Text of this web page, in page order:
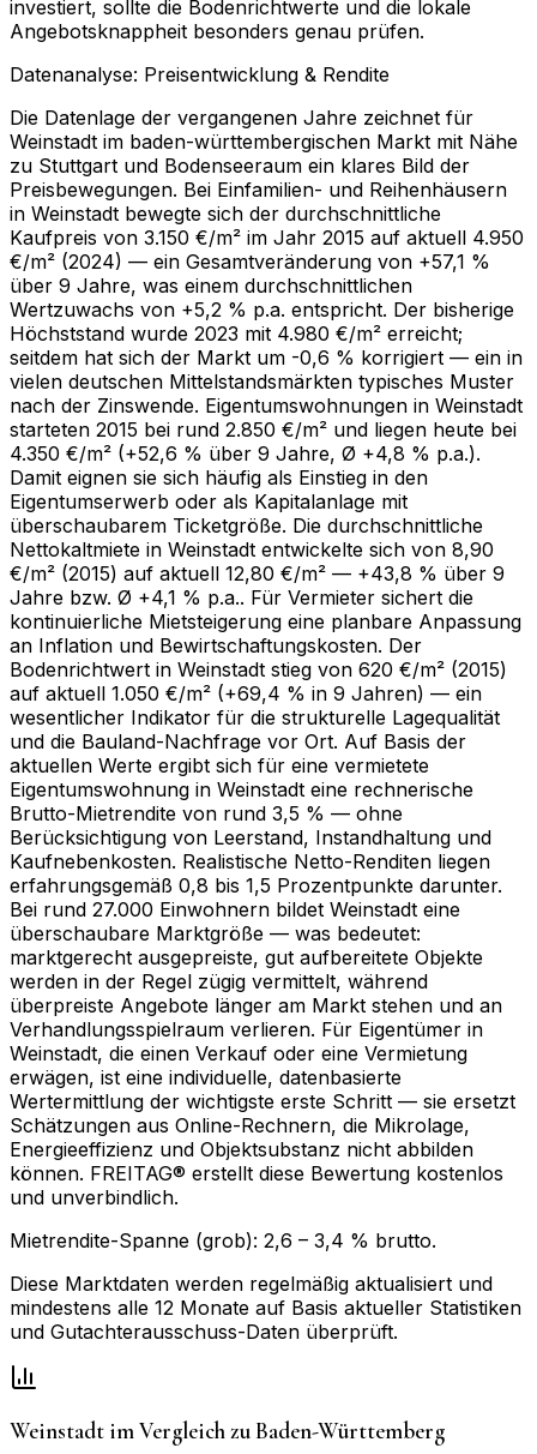
investiert, sollte die Bodenrichtwerte und die lokale
Angebotsknappheit besonders genau prüfen.
Datenanalyse: Preisentwicklung & Rendite
Die Datenlage der vergangenen Jahre zeichnet für
Weinstadt im baden-württembergischen Markt mit Nähe
zu Stuttgart und Bodenseeraum ein klares Bild der
Preisbewegungen. Bei Einfamilien- und Reihenhäusern
in Weinstadt bewegte sich der durchschnittliche
Kaufpreis von 3.150 €/m² im Jahr 2015 auf aktuell 4.950
€/m² (2024) — ein Gesamtveränderung von +57,1 %
über 9 Jahre, was einem durchschnittlichen
Wertzuwachs von +5,2 % p.a. entspricht. Der bisherige
Höchststand wurde 2023 mit 4.980 €/m² erreicht;
seitdem hat sich der Markt um -0,6 % korrigiert — ein in
vielen deutschen Mittelstandsmärkten typisches Muster
nach der Zinswende. Eigentumswohnungen in Weinstadt
starteten 2015 bei rund 2.850 €/m² und liegen heute bei
4.350 €/m² (+52,6 % über 9 Jahre, Ø +4,8 % p.a.).
Damit eignen sie sich häufig als Einstieg in den
Eigentumserwerb oder als Kapitalanlage mit
überschaubarem Ticketgröße. Die durchschnittliche
Nettokaltmiete in Weinstadt entwickelte sich von 8,90
€/m² (2015) auf aktuell 12,80 €/m² — +43,8 % über 9
Jahre bzw. Ø +4,1 % p.a.. Für Vermieter sichert die
kontinuierliche Mietsteigerung eine planbare Anpassung
an Inflation und Bewirtschaftungskosten. Der
Bodenrichtwert in Weinstadt stieg von 620 €/m² (2015)
auf aktuell 1.050 €/m² (+69,4 % in 9 Jahren) — ein
wesentlicher Indikator für die strukturelle Lagequalität
und die Bauland-Nachfrage vor Ort. Auf Basis der
aktuellen Werte ergibt sich für eine vermietete
Eigentumswohnung in Weinstadt eine rechnerische
Brutto-Mietrendite von rund 3,5 % — ohne
Berücksichtigung von Leerstand, Instandhaltung und
Kaufnebenkosten. Realistische Netto-Renditen liegen
erfahrungsgemäß 0,8 bis 1,5 Prozentpunkte darunter.
Bei rund 27.000 Einwohnern bildet Weinstadt eine
überschaubare Marktgröße — was bedeutet:
marktgerecht ausgepreiste, gut aufbereitete Objekte
werden in der Regel zügig vermittelt, während
überpreiste Angebote länger am Markt stehen und an
Verhandlungsspielraum verlieren. Für Eigentümer in
Weinstadt, die einen Verkauf oder eine Vermietung
erwägen, ist eine individuelle, datenbasierte
Wertermittlung der wichtigste erste Schritt — sie ersetzt
Schätzungen aus Online-Rechnern, die Mikrolage,
Energieeffizienz und Objektsubstanz nicht abbilden
können. FREITAG® erstellt diese Bewertung kostenlos
und unverbindlich.
Mietrendite-Spanne (grob): 2,6 – 3,4 % brutto.
Diese Marktdaten werden regelmäßig aktualisiert und
mindestens alle 12 Monate auf Basis aktueller Statistiken
und Gutachterausschuss-Daten überprüft.
Weinstadt im Vergleich zuBaden-Württemberg